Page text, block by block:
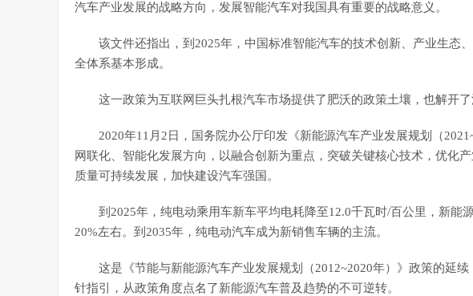
汽车产业发展的战略方向，发展智能汽车对我国具有重要的战略意义。
该文件还指出，到2025年，中国标准智能汽车的技术创新、产业生态
全体系基本形成。
这一政策为互联网巨头扎根汽车市场提供了肥沃的政策土壤，也解开
2020年11月2日，国务院办公厅印发《新能源汽车产业发展规划（
网联化、智能化发展方向，以融合创新为重点，突破关键核心技术，优化
质量可持续发展，加快建设汽车强国。
到2025年，纯电动乘用车新车平均电耗降至12.0千瓦时/百公里，新能
20%左右。到2035年，纯电动汽车成为新销售车辆的主流。
这是《节能与新能源汽车产业发展规划（2012~2020年）》政策的延
针指引，从政策角度点名了新能源汽车普及趋势的不可逆转。